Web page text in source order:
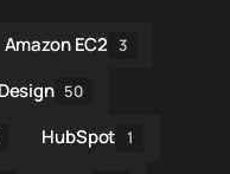
Amazon EC2 3
Design 50
HubSpot 1